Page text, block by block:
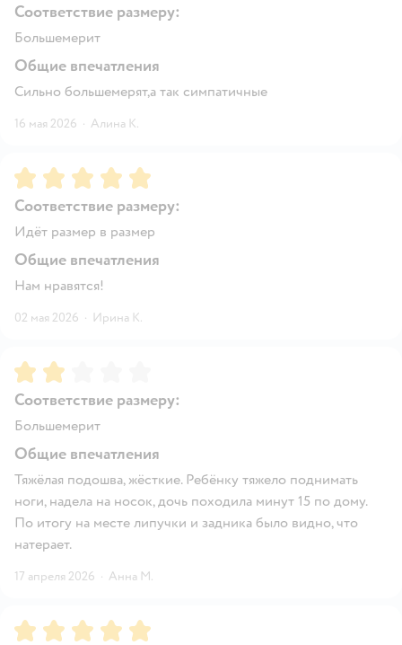
Соответствие размеру:
Большемерит
Общие впечатления
Сильно большемерят,а так симпатичные
16 мая 2026 · Алина К.
Рейтинг:5
Соответствие размеру:
Идёт размер в размер
Общие впечатления
Нам нравятся!
02 мая 2026 · Ирина К.
Рейтинг:
Соответствие размеру:
Большемерит
Общие впечатления
Тяжёлая подошва, жёсткие. Ребёнку тяжело поднимать
ноги, надела на носок, дочь походила минут 15 по дому.
По итогу на месте липучки и задника было видно, что
натерает.
17 апреля 2026 · Анна М.
Рейтинг:5